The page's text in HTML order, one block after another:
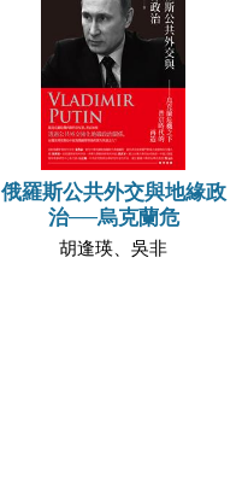
俄羅斯公共外交與地緣政
治──烏克蘭危
胡逢瑛、吳非